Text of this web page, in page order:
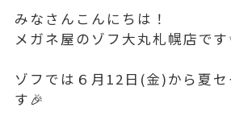
みなさんこんにちは！
メガネ屋のゾフ大丸札幌店です
ゾフでは６月12日(金)から夏
す🎉